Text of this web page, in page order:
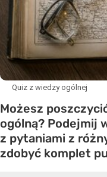
Quiz z wiedzy ogólnej
Możesz
ogólną? Podejmij
z pytaniami z
zdobyć komplet